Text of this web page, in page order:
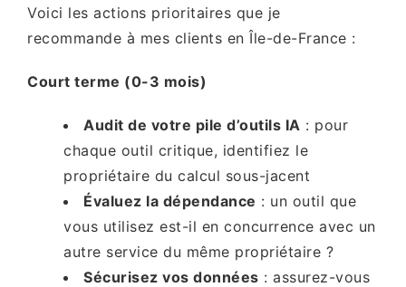
Voici les actions prioritaires que je
recommande à mes clients en Île-de-France :
Court terme (0-3 mois)
Audit de votre pile d’outils IA : pour
chaque outil critique, identifiez le
propriétaire du calcul sous-jacent
Évaluez la dépendance : un outil que
vous utilisez est-il en concurrence avec un
autre service du même propriétaire ?
Sécurisez vos données : assurez-vous